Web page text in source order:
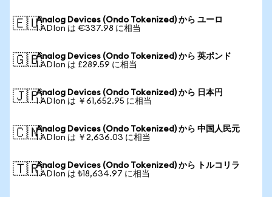
🇪🇺Analog Devices (Ondo Tokenized) から ユーロ
1 ADIon は €337.98 に相当
🇬🇧Analog Devices (Ondo Tokenized) から 英ポンド
1 ADIon は £289.59 に相当
🇯🇵Analog Devices (Ondo Tokenized) から 日本円
1 ADIon は ￥61,652.95 に相当
🇨🇳Analog Devices (Ondo Tokenized) から 中国人民元
1 ADIon は ￥2,636.03 に相当
🇹🇷Analog Devices (Ondo Tokenized) から トルコリラ
1 ADIon は ₺18,634.97 に相当